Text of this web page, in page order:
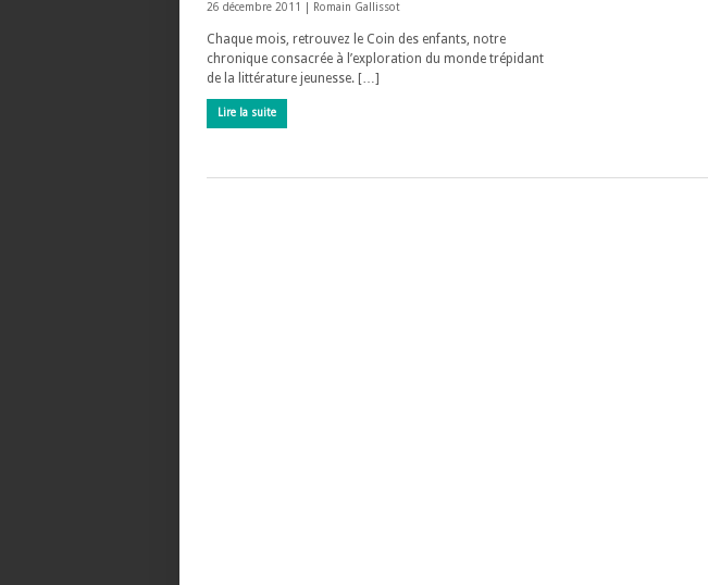
26 décembre 2011 | Romain Gallissot
Chaque mois, retrouvez le Coin des enfants, notre
chronique consacrée à l’exploration du monde trépidant
de la littérature jeunesse. […]
Lire la suite